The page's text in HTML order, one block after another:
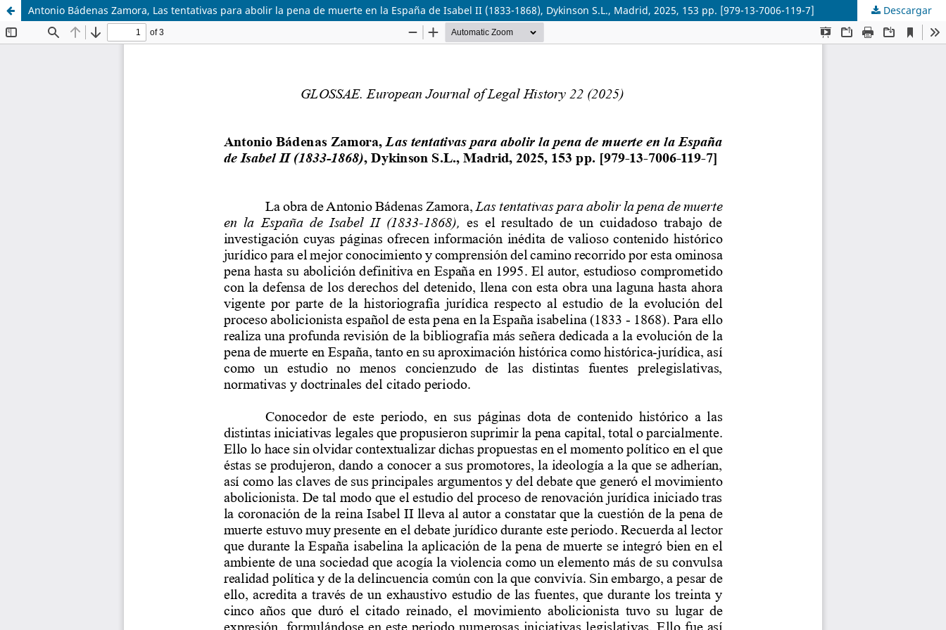
Antonio Bádenas Zamora, Las tentativas para abolir la pena de muerte en la España de Isabel II (1833-1868), Dykinson S.L., Madrid, 2025, 153 pp. [979-13-7006-119-7] Descargar